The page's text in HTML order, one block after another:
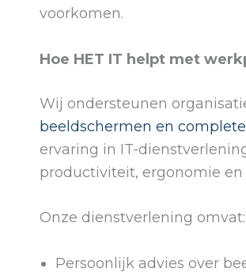
voorkomen.
Hoe HET IT helpt met
Wij ondersteunen
beeldschermen en
ervaring in IT-
productiviteit, ergonomie
Onze dienstverlening omvat:
Persoonlijk advies over